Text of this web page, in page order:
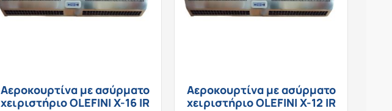
Αεροκουρτίνα με ασύρματο
χειριστήριο OLEFINI X-16 IR
Αεροκουρτίνα με ασύρματο
χειριστήριο OLEFINI X-12 IR